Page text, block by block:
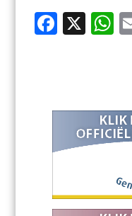
F
o
k
X
A
p